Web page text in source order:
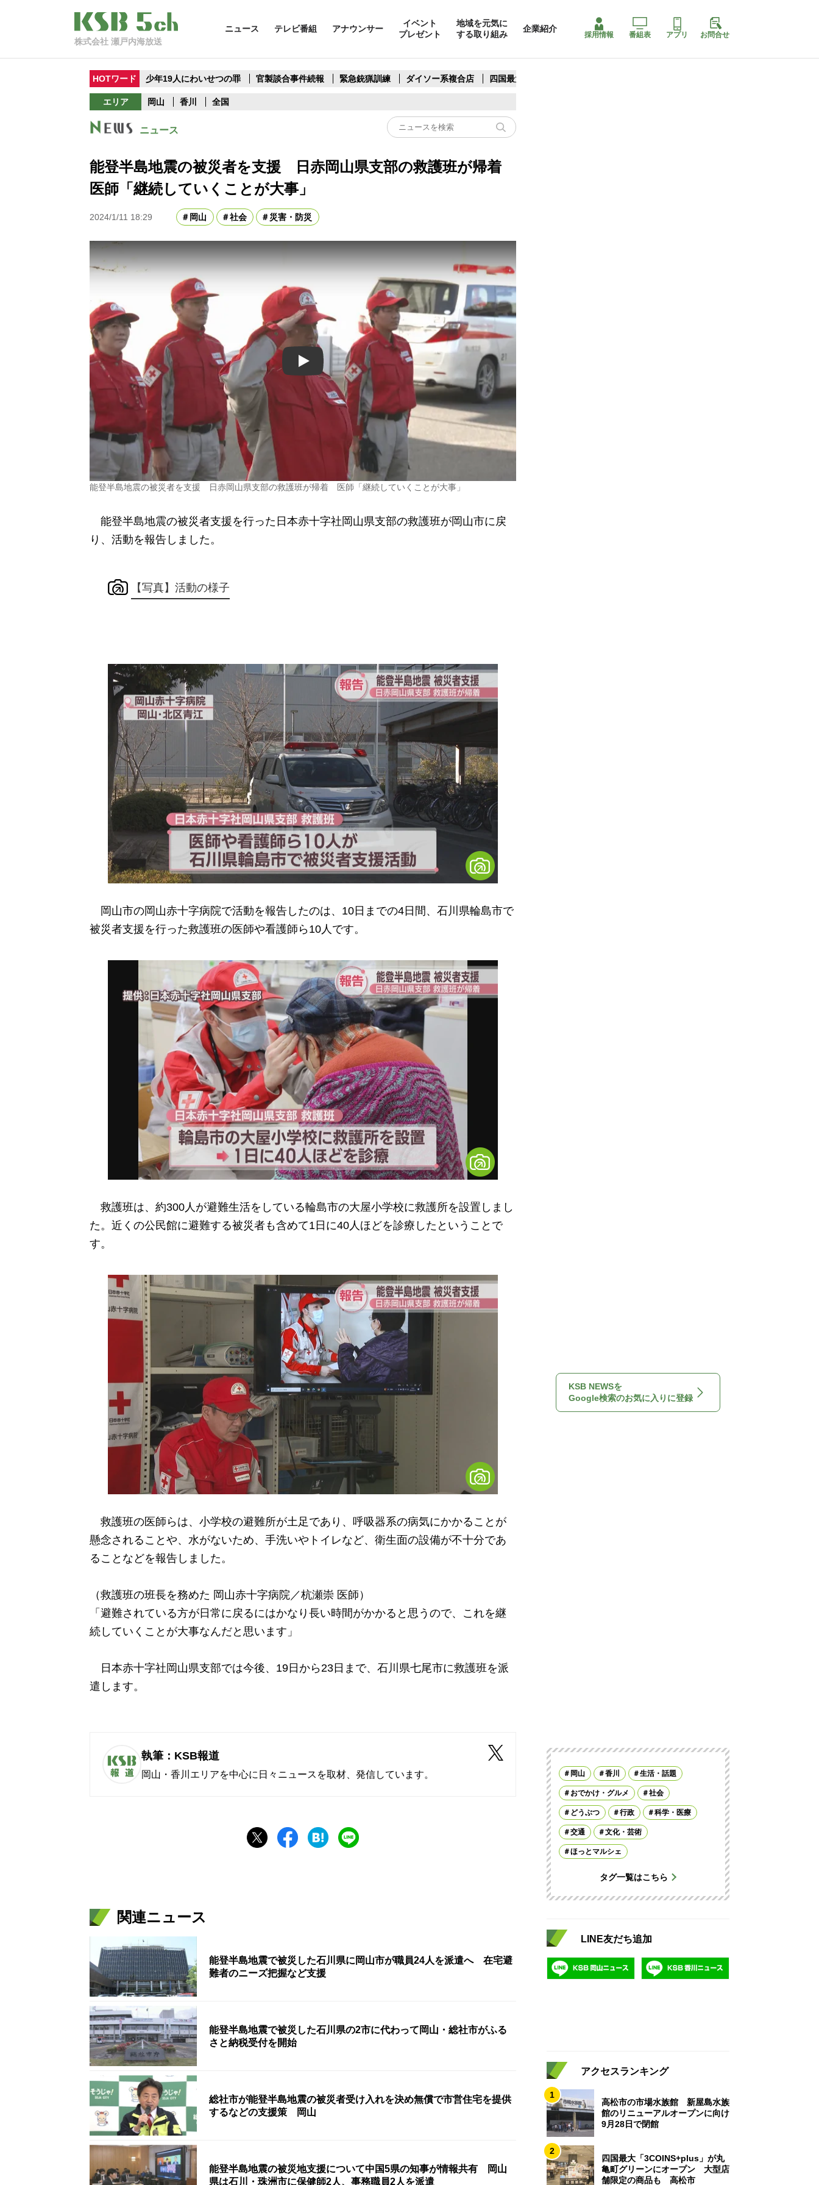
株式会社 瀬戸内海放送
ニュース テレビ番組 アナウンサー
イベント
プレゼント
地域を元気に
する取り組み
企業紹介
採用情報 番組表 アプリ お問合せ
HOTワード 少年19人にわいせつの罪 官製談合事件続報 緊急銃猟訓練 ダイソー系複合店 四国最大スリコ
エリア 岡山 香川 全国
ニュース
能登半島地震の被災者を支援 日赤岡山県支部の救護班が帰着
医師「継続していくことが大事」
2024/1/11 18:29 岡山 社会 災害・防災
Play
能登半島地震の被災者を支援 日赤岡山県支部の救護班が帰着 医師「継続していくことが大事」
能登半島地震の被災者支援を行った日本赤十字社岡山県支部の救護班が岡山市に戻
り、活動を報告しました。
【写真】活動の様子
岡山市の岡山赤十字病院で活動を報告したのは、10日までの4日間、石川県輪島市で
被災者支援を行った救護班の医師や看護師ら10人です。
救護班は、約300人が避難生活をしている輪島市の大屋小学校に救護所を設置しまし
た。近くの公民館に避難する被災者も含めて1日に40人ほどを診療したということで
す。
救護班の医師らは、小学校の避難所が土足であり、呼吸器系の病気にかかることが
懸念されることや、水がないため、手洗いやトイレなど、衛生面の設備が不十分であ
ることなどを報告しました。
（救護班の班長を務めた 岡山赤十字病院／杭瀬崇 医師）
「避難されている方が日常に戻るにはかなり長い時間がかかると思うので、これを継
続していくことが大事なんだと思います」
日本赤十字社岡山県支部では今後、19日から23日まで、石川県七尾市に救護班を派
遣します。
執筆：KSB報道
岡山・香川エリアを中心に日々ニュースを取材、発信しています。
関連ニュース
能登半島地震で被災した石川県に岡山市が職員24人を派遣へ 在宅避
難者のニーズ把握など支援
能登半島地震で被災した石川県の2市に代わって岡山・総社市がふる
さと納税受付を開始
総社市が能登半島地震の被災者受け入れを決め無償で市営住宅を提供
するなどの支援策 岡山
能登半島地震の被災地支援について中国5県の知事が情報共有 岡山
県は石川・珠洲市に保健師2人、事務職員2人を派遣
KSB NEWSを
Google検索のお気に入りに登録
岡山 香川 生活・話題
おでかけ・グルメ 社会
どうぶつ 行政 科学・医療
交通 文化・芸術
ほっとマルシェ
タグ一覧はこちら
LINE友だち追加
アクセスランキング
1
高松市の市場水族館 新屋島水族
館のリニューアルオープンに向け
9月28日で閉館
2
四国最大「3COINS+plus」が丸
亀町グリーンにオープン 大型店
舗限定の商品も 高松市